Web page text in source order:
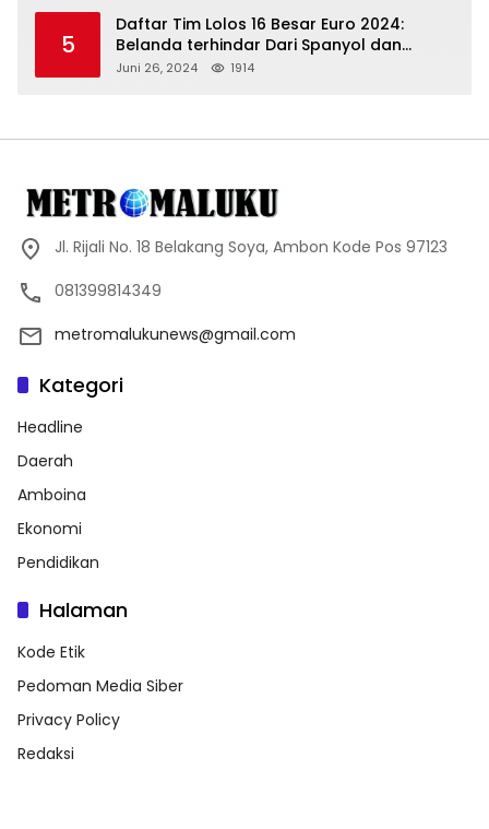
5
Daftar Tim Lolos 16 Besar Euro 2024:
Belanda terhindar Dari Spanyol dan
Ingriss, Prancis Bertemu Belgia
Juni 26, 2024 1914
Jl. Rijali No. 18 Belakang Soya, Ambon Kode Pos 97123
081399814349
metromalukunews@gmail.com
Kategori
Headline
Daerah
Amboina
Ekonomi
Pendidikan
Halaman
Kode Etik
Pedoman Media Siber
Privacy Policy
Redaksi